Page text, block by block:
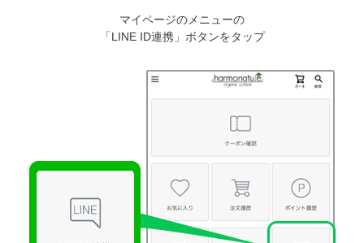
マイページのメニューの
「LINE ID連携」ボタンをタップ